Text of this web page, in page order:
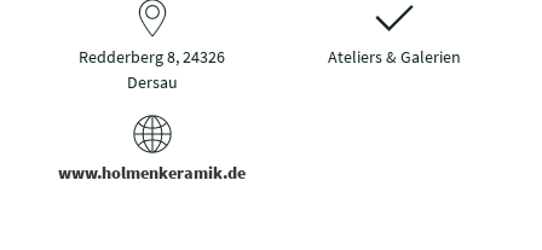
Redderberg 8, 24326
Dersau
Ateliers & Galerien
www.holmenkeramik.de